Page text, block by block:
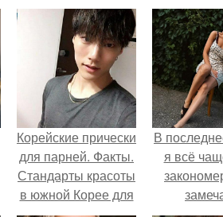
Корейские прически
для парней. Факты.
Стандарты красоты
в южной Корее для
В
я всё